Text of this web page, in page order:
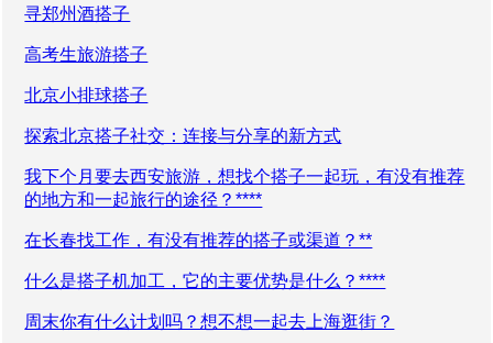
寻郑州酒搭子
高考生旅游搭子
北京小排球搭子
探索北京搭子社交：连接与分享的新方式
我下个月要去西安旅游，想找个搭子一起玩，有没有推荐
的地方和一起旅行的途径？****
在长春找工作，有没有推荐的搭子或渠道？**
什么是搭子机加工，它的主要优势是什么？****
周末你有什么计划吗？想不想一起去上海逛街？